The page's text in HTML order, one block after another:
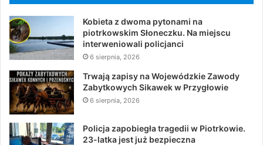
Kobieta z dwoma pytonami na
piotrkowskim Słoneczku. Na miejscu
interweniowali policjanci
6 sierpnia, 2026
Trwają zapisy na Wojewódzkie Zawody
Zabytkowych Sikawek w Przygłowie
6 sierpnia, 2026
Policja zapobiegła tragedii w Piotrkowie.
23-latka jest już bezpieczna